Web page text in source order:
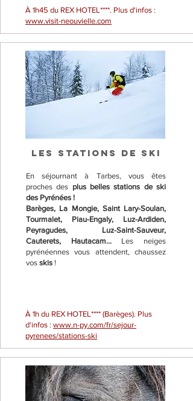
À 1h45 du REX HOTEL****. Plus d'infos :
www.visit-neouvielle.com
LES STATIONS DE SKI
En séjournant à Tarbes, vous êtes
proches des plus belles stations de ski
des Pyrénées !
Barèges, La Mongie, Saint Lary-Soulan,
Tourmalet, Piau-Engaly, Luz-Ardiden,
Peyragudes, Luz-Saint-Sauveur,
Cauterets, Hautacam... Les neiges
pyrénéennes vous attendent, chaussez
vos skis !
À 1h du REX HOTEL**** (Barèges). Plus
d'infos : www.n-py.com/fr/sejour-
pyrenees/stations-ski